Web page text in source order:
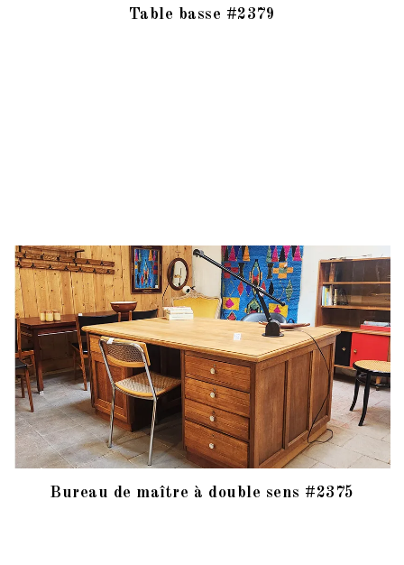
Table basse #2379
Bureau de maître à double sens #2375